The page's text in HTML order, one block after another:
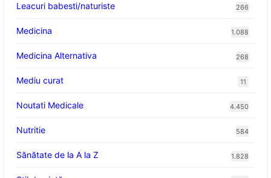
Leacuri babesti/naturiste 266
Medicina 1.088
Medicina Alternativa 268
Mediu curat 11
Noutati Medicale 4.450
Nutritie 584
Sănătate de la A la Z 1.828